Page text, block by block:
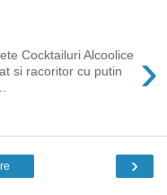
›
Cocktailuri Alcoolice
si racoritor cu putin
›